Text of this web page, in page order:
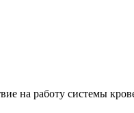
на работу системы